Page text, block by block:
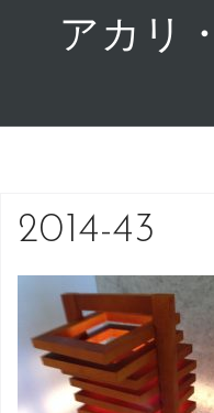
ツ
アカリ
2014-43